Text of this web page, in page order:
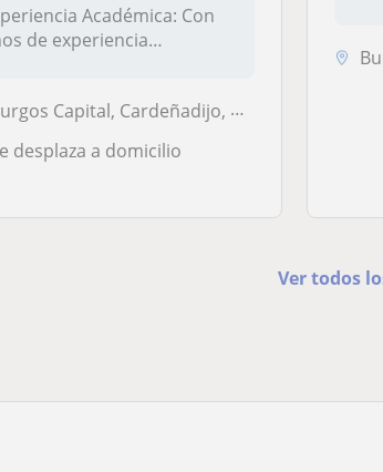
Académica: Con
de experiencia
Capital, Cardeñadijo, Villagonzalo Pedernales, Alfoz de Quintan...
desplaza a domicilio
Ver todos